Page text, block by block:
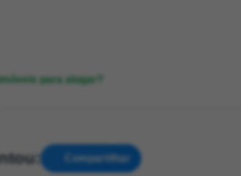
para alugar?
Compartilhar